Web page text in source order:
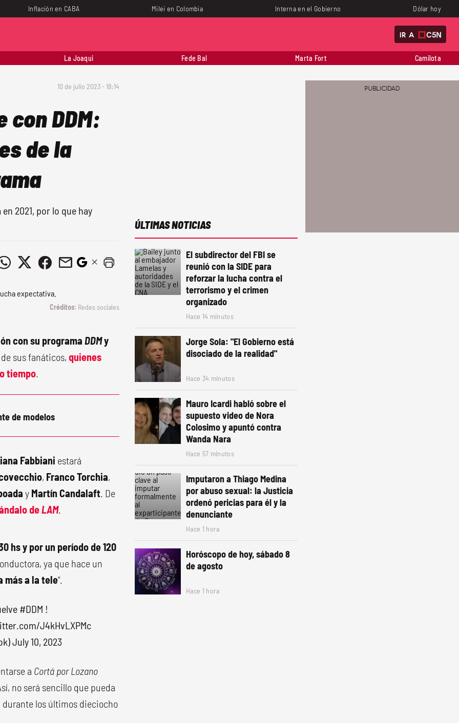
Inflación en CABA Milei en Colombia Interna en el Gobierno Dólar hoy
IR A
La Joaqui Fede Bal Marta Fort Camilota
10 de julio 2023 - 18:14
con DDM:
de la
2021, por lo que hay
Redes sociales
con su programa DDMy
sus fanáticos, quienes
tiempo.
de modelos
Fabbiani estará
, Franco Torchia,
y Martín Candalaft. De
deLAM.
hs y por un período de 120
ya que hace un
más a la tele".
#DDM !
J4kHvLXPMc
July 10, 2023
a Cortá por Lozano
no será sencillo que pueda
los últimos dieciocho
ÚLTIMAS NOTICIAS
El subdirector del FBI se
reunió con la SIDE para
reforzar la lucha contra el
terrorismo y el crimen
organizado
Hace 14 minutos
Jorge Sola: "El Gobierno está
disociado de la realidad"
Hace 34 minutos
Mauro Icardi habló sobre el
supuesto video de Nora
Colosimo y apuntó contra
Wanda Nara
Hace 57 minutos
Imputaron a Thiago Medina
por abuso sexual: la Justicia
ordenó pericias para él y la
denunciante
Hace 1 hora
Horóscopo de hoy, sábado 8
de agosto
Hace 1 hora